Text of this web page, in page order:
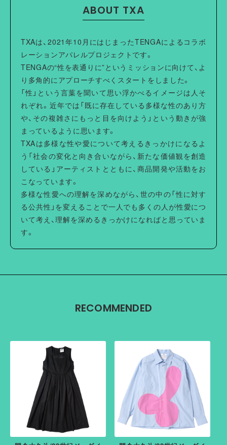
・プリント部分には当て布をしてアイロンをかけてくださ
や洗濯の繰り返しでほつれる場合があります。
ABOUT TXA
TXAは、2021年10月にはじまったTENGAによるコラボ
レーションアパレルプロジェクトです。
TENGAの“性を表通りに”というミッションに向けて、よ
り多角的にアプローチすべくスタートをしました。
「性」という言葉を聞いて思い浮かべるイメージは人そ
れぞれ。近年では「既に存在している多様な性のあり方
や、その複雑さにもっと目を向けよう」という動きが強
まっているように思います。
TXAは多様な性や愛について考えるきっかけになるよ
う「社会の変化と向き合いながら、新たな価値観を創造
している」アーティストとともに、商品開発や活動をお
こなっています。
多様な性愛への理解を深めながら、世の中の「性に対す
る公共性」を変えることで一人でも多くの人が性愛につ
いて考え、理解を深めるきっかけになればと思っていま
す。
RECOMMENDED